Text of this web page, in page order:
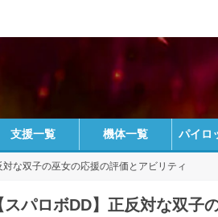
支援一覧 機体一覧 パイロ
対な双子の巫女の応援の評価とアビリティ
スパロボDD】正反対な双子